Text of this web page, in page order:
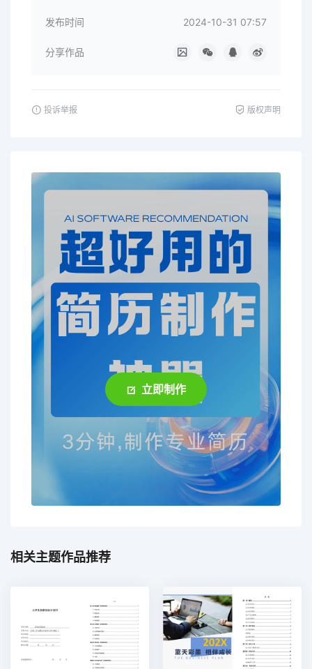
发布时间 2024-10-31 07:57
分享作品
投诉举报 版权声明
立即制作
相关主题作品推荐